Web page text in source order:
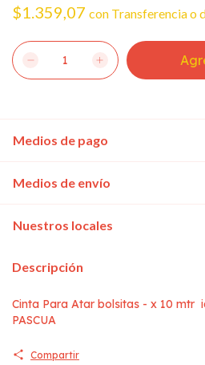
$1.359,07 con Transferencia o
Medios de pago
Medios de envío
Nuestros locales
Descripción
Cinta Para Atar bolsitas - x 10 mtr
PASCUA
Compartir